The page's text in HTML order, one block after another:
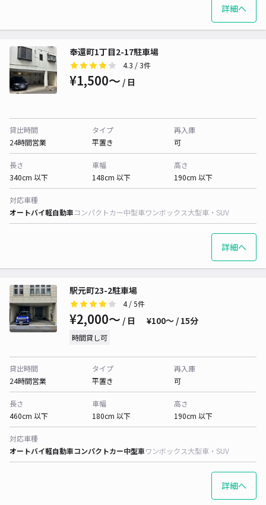
詳細へ
奉還町1丁目2-17駐車場
4.3 / 3件
¥1,500〜 / 日
貸出時間
24時間営業
タイプ
平置き
再入庫
可
長さ
340cm 以下
車幅
148cm 以下
高さ
190cm 以下
対応車種
オートバイ軽自動車コンパクトカー中型車ワンボックス大型車・SUV
詳細へ
駅元町23-2駐車場
4/ 5件
¥2,000〜 / 日 ¥100〜 / 15分
時間貸し可
貸出時間
24時間営業
タイプ
平置き
再入庫
可
長さ
460cm 以下
車幅
180cm 以下
高さ
190cm 以下
対応車種
オートバイ軽自動車コンパクトカー中型車ワンボックス大型車・SUV
詳細へ